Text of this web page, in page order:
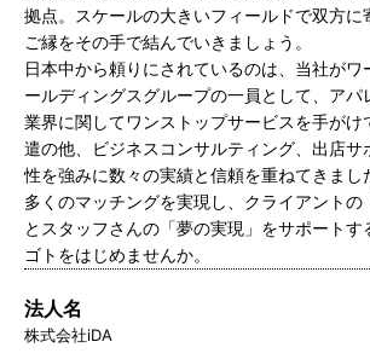
拠点。スケールの大きいフィールドで双方に
ご縁をその手で結んでいきましょう。
日本中から頼りにされているのは、当社がワ
ールディングスグループの一員として、アパ
業界に関してワンストップサービスを手がけ
遣の他、ビジネスコンサルティング、出店サ
性を強みに数々の実績と信頼を重ねてきまし
多くのマッチングを実現し、クライアントの
とスタッフさんの「夢の実現」をサポートす
ゴトをはじめませんか。
法人名
株式会社iDA